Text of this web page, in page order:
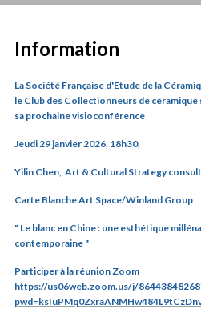
Information
La Société Française d'Etude de la
le Club des Collectionneurs de
sa prochaine visioconférence
Jeudi 29 janvier 2026, 18h30,
Yilin Chen, Art & Cultural Strategy
Carte Blanche Art Space/Winland Group
" Le blanc en Chine : une esthétique
contemporaine "
Participer à la réunion Zoom
https://us06web.zoom.us/j/